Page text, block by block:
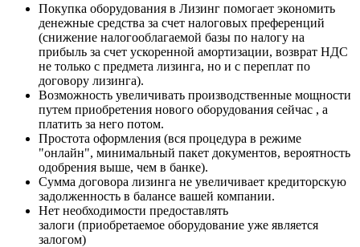
Покупка оборудования в Лизинг помогает экономить
денежные средства за счет налоговых преференций
(снижение налогооблагаемой базы по налогу на
прибыль за счет ускоренной амортизации, возврат НДС
не только с предмета лизинга, но и с переплат по
договору лизинга).
Возможность увеличивать производственные мощности
путем приобретения нового оборудования сейчас , а
платить за него потом.
Простота оформления (вся процедура в режиме
"онлайн", минимальный пакет документов, вероятность
одобрения выше, чем в банке).
Сумма договора лизинга не увеличивает кредиторскую
задолженность в балансе вашей компании.
Нет необходимости предоставлять
залоги (приобретаемое оборудование уже является
залогом)